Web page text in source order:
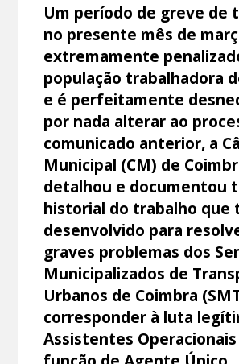
Um período de greve de
no presente mês de
extremamente
população trabalhadora
e é perfeitamente
por nada alterar ao
comunicado anterior, a
Municipal (CM) de
detalhou e documentou
historial do trabalho que
desenvolvido para
graves problemas dos
Municipalizados de
Urbanos de Coimbra
corresponder à luta
Assistentes